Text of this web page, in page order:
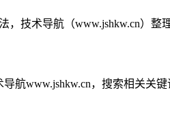
，技术导航（www.jshkw.cn）
航www.jshkw.cn，搜索相关关